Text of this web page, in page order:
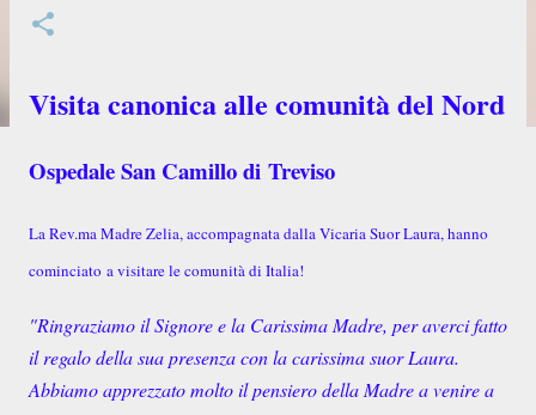
Visita canonica alle comunità del Nord
Ospedale San Camillo di Treviso
La Rev.ma Madre Zelia, accompagnata dalla Vicaria Suor Laura, hanno
cominciato a visitare le comunità di Italia!
"Ringraziamo il Signore e la Carissima Madre, per averci fatto
il regalo della sua presenza con la carissima suor Laura.
Abbiamo apprezzato molto il pensiero della Madre a venire a